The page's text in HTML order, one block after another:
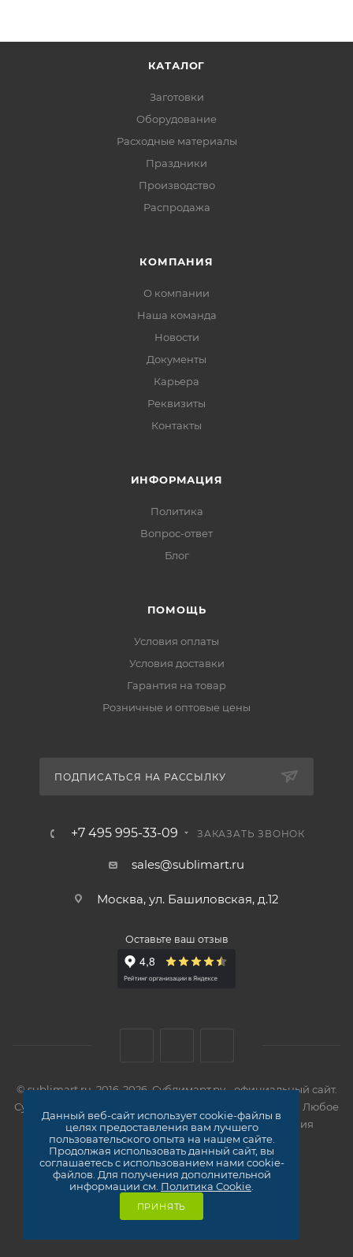
КАТАЛОГ
Заготовки
Оборудование
Расходные материалы
Праздники
Производство
Распродажа
КОМПАНИЯ
О компании
Наша команда
Новости
Документы
Карьера
Реквизиты
Контакты
ИНФОРМАЦИЯ
Политика
Вопрос-ответ
Блог
ПОМОЩЬ
Условия оплаты
Условия доставки
Гарантия на товар
Розничные и оптовые цены
ПОДПИСАТЬСЯ НА РАССЫЛКУ
+7 495 995-33-09 ЗАКАЗАТЬ ЗВОНОК
sales@sublimart.ru
Москва, ул. Башиловская, д.12
Оставьте ваш отзыв
© sublimart.ru, 2016-2026. Сублимарт.ру - официальный сайт.
Сувенирная продукция оптом. Все права защищены. Любое
использование материалов сайта без разрешения
правообладателя запрещено!
Карта сайта
Данный веб-сайт использует cookie-файлы в
целях предоставления вам лучшего
пользовательского опыта на нашем сайте.
Продолжая использовать данный сайт, вы
соглашаетесь с использованием нами cookie-
файлов. Для получения дополнительной
информации см. Политика Cookie
ПРИНЯТЬ